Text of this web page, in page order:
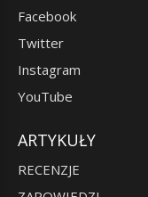
Facebook
Twitter
Instagram
YouTube
ARTYKUŁY
RECENZJE